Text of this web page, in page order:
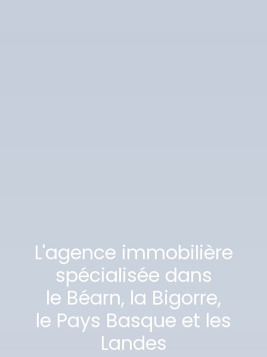
L'agence immobilière
spécialisée dans
le Béarn, la Bigorre,
le Pays Basque et les
Landes